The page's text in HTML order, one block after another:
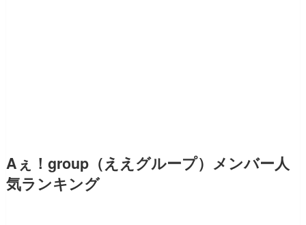
Aぇ！group（ええグループ）メンバー人
気ランキング